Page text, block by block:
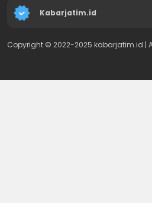
Kabarjatim.id
Copyright © 2022-2025 kabarjatim.id |